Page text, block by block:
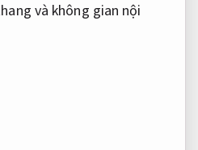
và không gian nội